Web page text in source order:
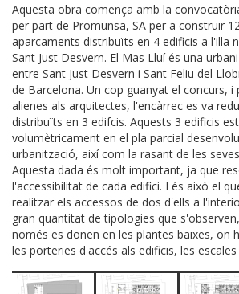
Aquesta obra comença amb la
per part de Promunsa, SA per a construir
aparcaments distribuïts en 4 edificis a l'illa
Sant Just Desvern. El Mas Lluí és una
entre Sant Just Desvern i Sant Feliu del
de Barcelona. Un cop guanyat el concurs, i
alienes als arquitectes, l'encàrrec es va
distribuïts en 3 edifcis. Aquests 3 edificis
volumètricament en el pla parcial
urbanització, així com la rasant de les
Aquesta dada és molt important, ja que
l'accessibilitat de cada edifici. I és això el
realitzar els accessos de dos d'ells a
gran quantitat de tipologies que
només es donen en les plantes baixes, on
les porteries d'accés als edificis, les